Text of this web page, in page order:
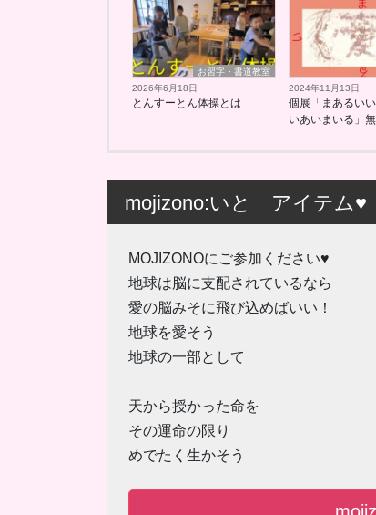
お習字・書道教室
2026年6月18日
とんすーとん体操とは
2024年11月13日
個展「まあるい
いあいまいる」
mojizono:いと アイテム♥
MOJIZONOにご参加ください♥
地球は脳に支配されているなら
愛の脳みそに飛び込めばいい！
地球を愛そう
地球の一部として
天から授かった命を
その運命の限り
めでたく生かそう